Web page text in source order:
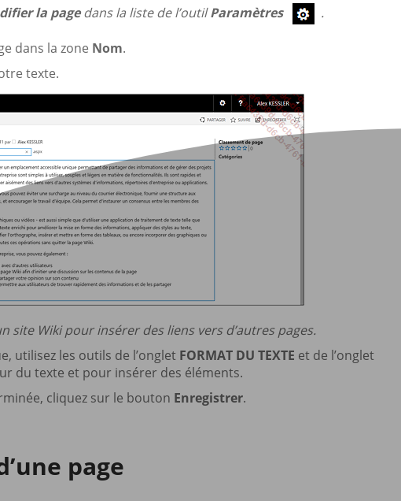
la pagedans la liste de l’outilParamètres .
dans la zone Nom.
texte.
site Wiki pour insérer des liens vers d’autres pages.
utilisez les outils de l’onglet FORMAT DU TEXTE et de l’onglet
du texte et pour insérer des éléments.
cliquez sur le bouton Enregistrer.
page